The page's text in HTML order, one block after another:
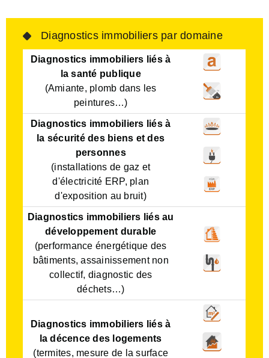
Diagnostics immobiliers par domaine
Diagnostics immobiliers liés à
la santé publique
(Amiante, plomb dans les
peintures…)
Diagnostics immobiliers liés à
la sécurité des biens et des
personnes
(installations de gaz et
d'électricité ERP, plan
d'exposition au bruit)
Diagnostics immobiliers liés au
développement durable
(performance énergétique des
bâtiments, assainissement non
collectif, diagnostic des
déchets…)
Diagnostics immobiliers liés à
la décence des logements
(termites, mesure de la surface